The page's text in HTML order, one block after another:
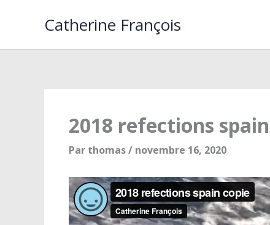
Catherine François
2018 refections spain
Par thomas/ novembre 16, 2020